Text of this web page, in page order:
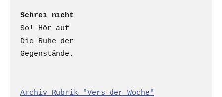
Schrei nicht
So! Hör auf
Die Ruhe der
Gegenstände.
Archiv Rubrik "Vers der Woche"